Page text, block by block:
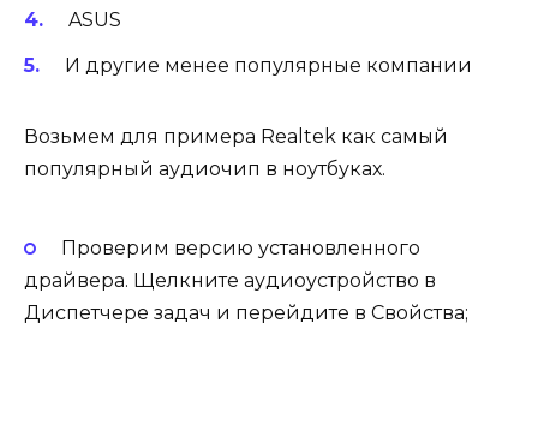
ASUS
И другие менее популярные компании
Возьмем для примера Realtek как самый
популярный аудиочип в ноутбуках.
Проверим версию установленного
драйвера. Щелкните аудиоустройство в
Диспетчере задач и перейдите в Свойства;